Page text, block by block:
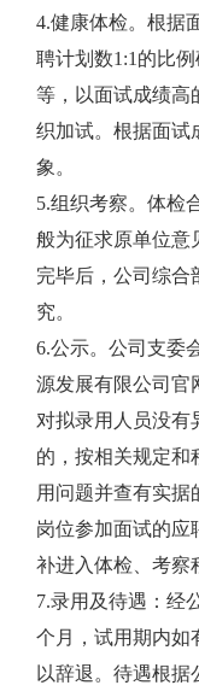
4.健康体检。根据
聘计划数1:1的比
等，以面试成绩高
织加试。根据面试
象。
5.组织考察。体检
般为征求原单位意
完毕后，公司综合
究。
6.公示。公司支委
源发展有限公司官
对拟录用人员没有
的，按相关规定和
用问题并查有实据
岗位参加面试的应
补进入体检、考察
7.录用及待遇：经
个月，试用期内如
以辞退。待遇根据